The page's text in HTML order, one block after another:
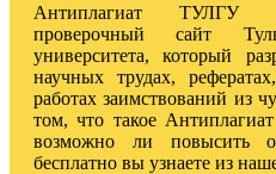
Антиплагиат ТУЛГУ –
проверочный сайт
университета, который
научных трудах,
работах заимствований из
том, что такое
возможно ли повысить
бесплатно вы узнаете из